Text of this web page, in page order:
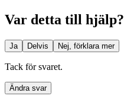
Var detta till hjälp?
Ja Delvis Nej, förklara mer
Tack för svaret.
Ändra svar